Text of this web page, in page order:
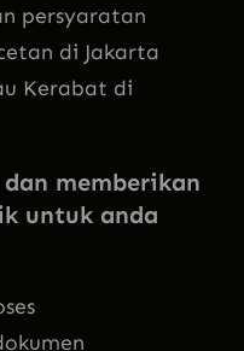
persyaratan
di Jakarta
Kerabat di
memberikan
untuk anda